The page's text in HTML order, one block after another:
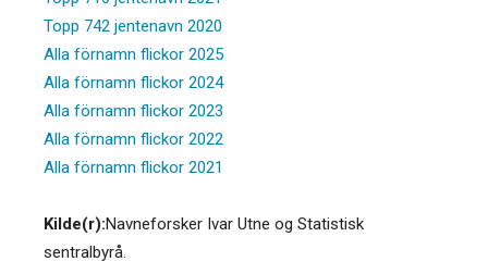
Topp 742 jentenavn 2020
Alla förnamn flickor 2025
Alla förnamn flickor 2024
Alla förnamn flickor 2023
Alla förnamn flickor 2022
Alla förnamn flickor 2021
Kilde(r):Navneforsker Ivar Utne og Statistisk
sentralbyrå.